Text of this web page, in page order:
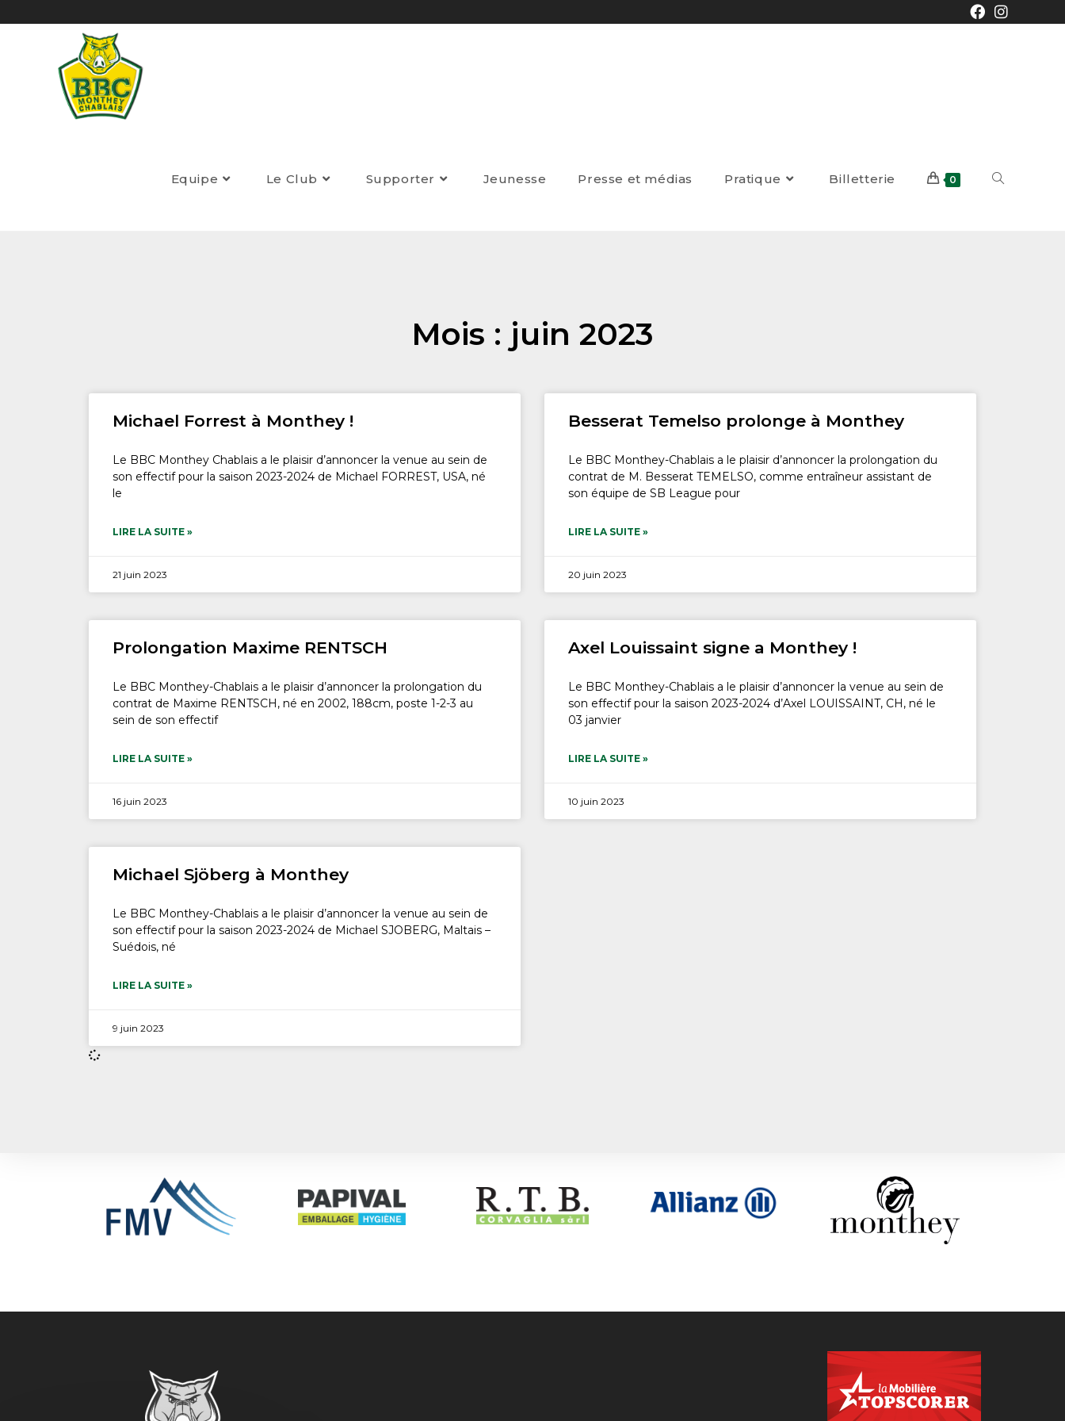
Equipe Le Club Supporter Jeunesse Presse et médias Pratique Billetterie 0
Mois : juin 2023
Michael Forrest à Monthey !
Le BBC Monthey Chablais a le plaisir d’annoncer la venue au sein de
son effectif pour la saison 2023-2024 de Michael FORREST, USA, né
le
LIRE LA SUITE »
21 juin 2023
Besserat Temelso prolonge à Monthey
Le BBC Monthey-Chablais a le plaisir d’annoncer la prolongation du
contrat de M. Besserat TEMELSO, comme entraîneur assistant de
son équipe de SB League pour
LIRE LA SUITE »
20 juin 2023
Prolongation Maxime RENTSCH
Le BBC Monthey-Chablais a le plaisir d’annoncer la prolongation du
contrat de Maxime RENTSCH, né en 2002, 188cm, poste 1-2-3 au
sein de son effectif
LIRE LA SUITE »
16 juin 2023
Axel Louissaint signe a Monthey !
Le BBC Monthey-Chablais a le plaisir d’annoncer la venue au sein de
son effectif pour la saison 2023-2024 d’Axel LOUISSAINT, CH, né le
03 janvier
LIRE LA SUITE »
10 juin 2023
Michael Sjöberg à Monthey
Le BBC Monthey-Chablais a le plaisir d’annoncer la venue au sein de
son effectif pour la saison 2023-2024 de Michael SJOBERG, Maltais –
Suédois, né
LIRE LA SUITE »
9 juin 2023